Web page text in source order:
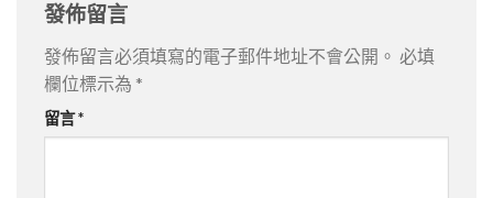
發佈留言
發佈留言必須填寫的電子郵件地址不會公開。 必填
欄位標示為 *
留言*